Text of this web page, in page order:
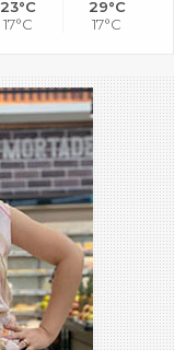
23°C
17°C
29°C
17°C